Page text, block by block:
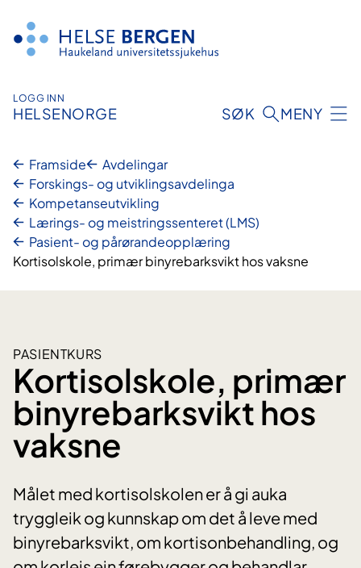
innhald
LOGG INN
HELSENORGE SØK MENY
Framside
Avdelingar
Forskings- og utviklingsavdelinga
Kompetanseutvikling
Lærings- og meistringssenteret (LMS)
Pasient- og pårørandeopplæring
Kortisolskole, primær binyrebarksvikt hos vaksne
PASIENTKURS
Kortisolskole, primær
binyrebarksvikt hos
vaksne
Målet med kortisolskolen er å gi auka
tryggleik og kunnskap om det å leve med
binyrebarksvikt, om kortisonbehandling, og